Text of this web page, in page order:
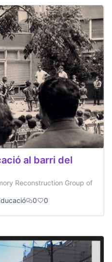
al barri del
Reconstruction Group of
0 0